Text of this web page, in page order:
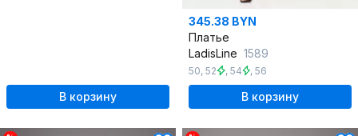
В корзину
345.38 BYN
Платье
LadisLine 1589
50, 52 , 54 , 56
В корзину